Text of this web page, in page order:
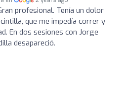
profesional. Tenía un dolor
que me impedía correr y
En dos sesiones con Jorge
desapareció.